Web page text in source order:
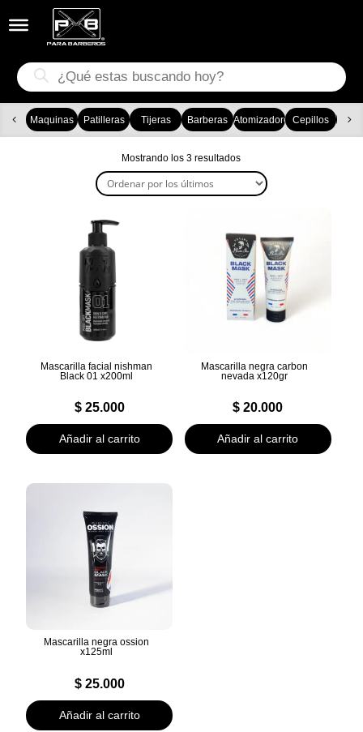
Búsqueda
de
productos
Maquinas Patilleras Tijeras Barberas AtomizadoresCepillos
Mostrando los 3 resultadosOrdenado
por
los
Mascarilla facial nishman
Black 01 x200ml
$25.000
Añadir al carrito
Mascarilla negra carbon
nevada x120gr
$ 20.000
Añadir al carrito
Mascarilla negra ossion
x125ml
$25.000
Añadir al carrito